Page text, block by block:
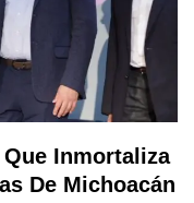
Inmortaliza
De Michoacán